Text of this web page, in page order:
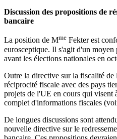
Discussion des propositions de
bancaire
La position de Mme Fekter est
eurosceptique. Il s'agit d'un
avant les élections nationales en
Outre la directive sur la fiscalité de
réciprocité fiscale avec des pays
projets de l'UE en cours qui visent
complet d'informations fiscales
De longues discussions sont
nouvelle directive sur le